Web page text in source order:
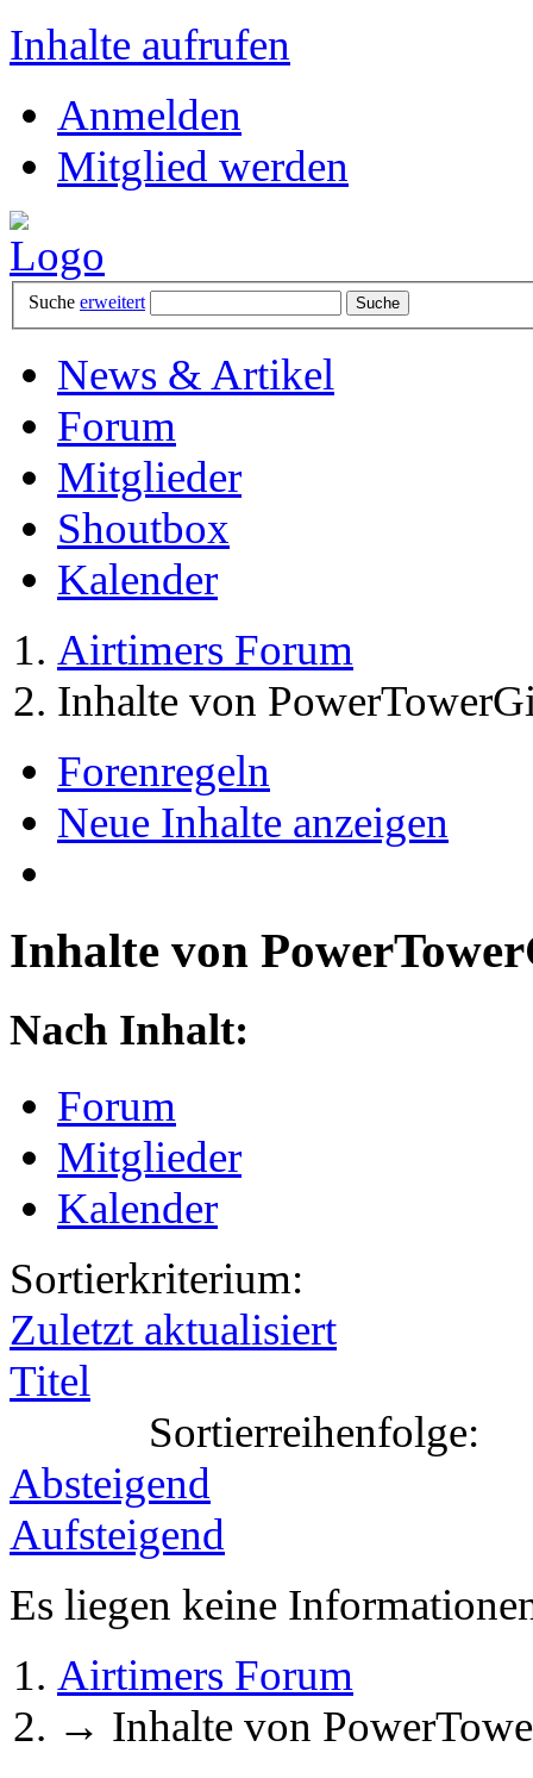
Inhalte aufrufen
Anmelden
Mitglied werden
Suche erweitert
News & Artikel
Forum
Mitglieder
Shoutbox
Kalender
Airtimers Forum
Inhalte von
Forenregeln
Neue Inhalte anzeigen
Inhalte von
Nach Inhalt:
Forum
Mitglieder
Kalender
Sortierkriterium:
Zuletzt aktualisiert
Titel
Sortierreihenfolge:
Absteigend
Aufsteigend
Es liegen keine
Airtimers Forum
→ Inhalte von